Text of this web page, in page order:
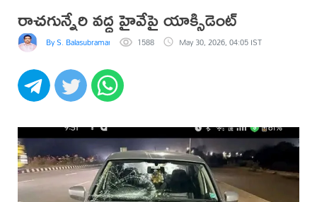
రాచగున్నేరి వద్ద హైవేపై యాక్సిడెంట్
By S. Balasubramanyam 1588 May 30, 2026, 04:05 IST